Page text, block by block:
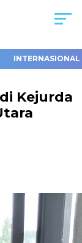
INTERNASIONAL
Kejurda